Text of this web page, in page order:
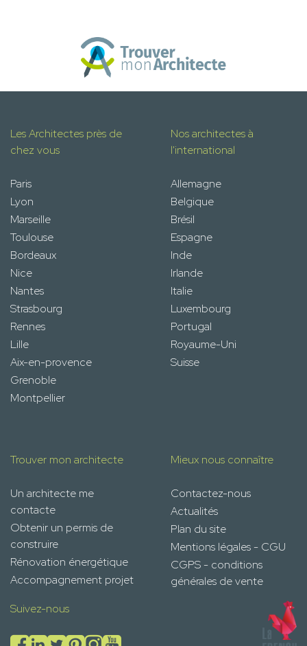
Les Architectes près de
chez vous
Paris
Lyon
Marseille
Toulouse
Bordeaux
Nice
Nantes
Strasbourg
Rennes
Lille
Aix-en-provence
Grenoble
Montpellier
Nos architectes à
l'international
Allemagne
Belgique
Brésil
Espagne
Inde
Irlande
Italie
Luxembourg
Portugal
Royaume-Uni
Suisse
Trouver mon architecte
Un architecte me
contacte
Obtenir un permis de
construire
Rénovation énergétique
Accompagnement projet
Mieux nous connaître
Contactez-nous
Actualités
Plan du site
Mentions légales - CGU
CGPS - conditions
générales de vente
Suivez-nous